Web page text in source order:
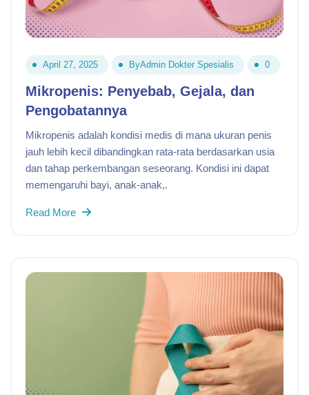
April 27, 2025 ByAdmin Dokter Spesialis 0
Mikropenis: Penyebab, Gejala, dan
Pengobatannya
Mikropenis adalah kondisi medis di mana ukuran penis
jauh lebih kecil dibandingkan rata-rata berdasarkan usia
dan tahap perkembangan seseorang. Kondisi ini dapat
memengaruhi bayi, anak-anak,.
Read More